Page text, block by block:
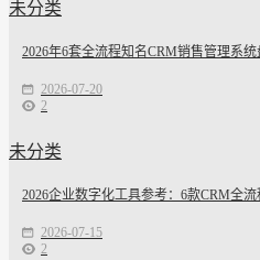
未分类
2026年6套全流程知名CRM销售管理系
2026-07-20
2
未分类
2026企业数字化工具参考：6款CRM全
2026-07-15
2